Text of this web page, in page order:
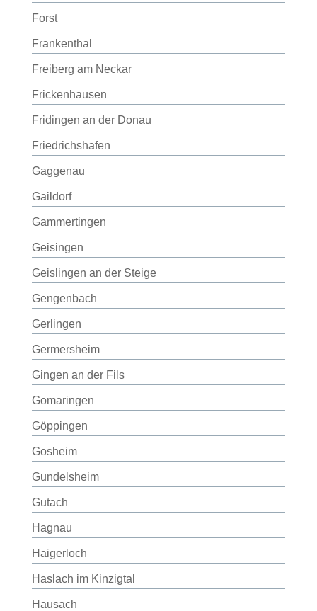
Forst
Frankenthal
Freiberg am Neckar
Frickenhausen
Fridingen an der Donau
Friedrichshafen
Gaggenau
Gaildorf
Gammertingen
Geisingen
Geislingen an der Steige
Gengenbach
Gerlingen
Germersheim
Gingen an der Fils
Gomaringen
Göppingen
Gosheim
Gundelsheim
Gutach
Hagnau
Haigerloch
Haslach im Kinzigtal
Hausach